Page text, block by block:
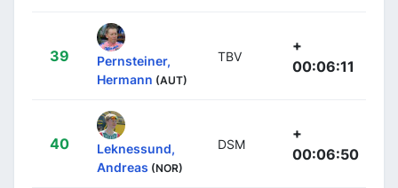
39
Pernsteiner,
Hermann (AUT)
TBV
+
00:06:11
40
Leknessund,
Andreas (NOR)
DSM
+
00:06:50